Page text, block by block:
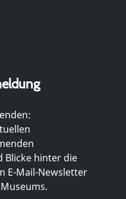
Blicke hinter die
E-Mail-Newsletter